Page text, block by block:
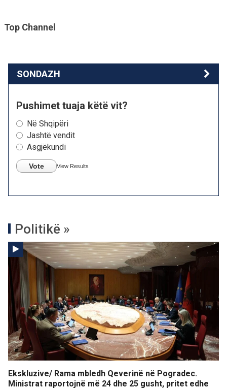
Top Channel
SONDAZH
Pushimet tuaja këtë vit?
Në Shqipëri
Jashtë vendit
Asgjëkundi
Vote View Results
Politikë »
Ekskluzive/ Rama mbledh Qeverinë në Pogradec.
Ministrat raportojnë më 24 dhe 25 gusht, pritet edhe